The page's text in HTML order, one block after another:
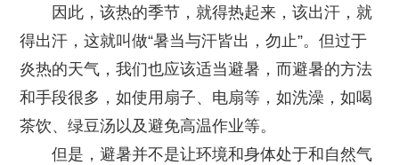
因此，该热的季节，就得热起来，该出汗，就
得出汗，这就叫做“暑当与汗皆出，勿止”。但过于
炎热的天气，我们也应该适当避暑，而避暑的方法
和手段很多，如使用扇子、电扇等，如洗澡，如喝
茶饮、绿豆汤以及避免高温作业等。
但是，避暑并不是让环境和身体处于和自然气